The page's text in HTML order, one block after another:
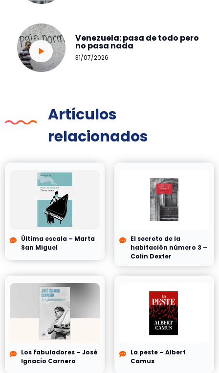
Venezuela: pasa de todo pero
no pasa nada
31/07/2026
Artículos
relacionados
Última escala – Marta
San Miguel
El secreto de la
habitación número 3 –
Colin Dexter
Los fabuladores – José
Ignacio Carnero
La peste – Albert
Camus